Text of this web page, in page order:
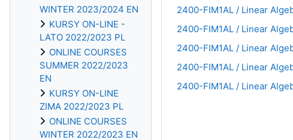
2400-FIM1AL / Linear
2400-FIM1AL / Linear
2400-FIM1AL / Linear
2400-FIM1AL / Linear
2400-FIM1AL / Linear
WINTER 2023/2024 EN
KURSY ON-LINE -
LATO 2022/2023 PL
ONLINE COURSES
SUMMER 2022/2023
EN
KURSY ON-LINE
ZIMA 2022/2023 PL
ONLINE COURSES
WINTER 2022/2023 EN